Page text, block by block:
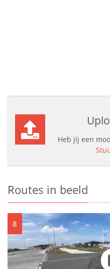
Heb jij een
Routes in beeld
8